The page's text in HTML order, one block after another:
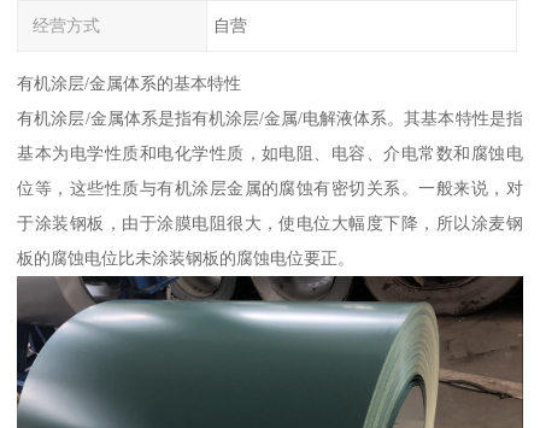
经营方式 自营
有机涂层/金属体系的基本特性
有机涂层/金属体系是指有机涂层/金属/电解液体系。其基本特性是指
基本为电学性质和电化学性质，如电阻、电容、介电常数和腐蚀电
位等，这些性质与有机涂层金属的腐蚀有密切关系。一般来说，对
于涂装钢板，由于涂膜电阻很大，使电位大幅度下降，所以涂麦钢
板的腐蚀电位比未涂装钢板的腐蚀电位要正。